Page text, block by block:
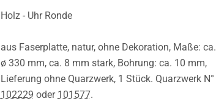
Holz - Uhr Ronde
aus Faserplatte, natur, ohne Dekoration, Maße: ca.
ø 330 mm, ca. 8 mm stark, Bohrung: ca. 10 mm,
Lieferung ohne Quarzwerk, 1 Stück. Quarzwerk N°
102229 oder 101577.